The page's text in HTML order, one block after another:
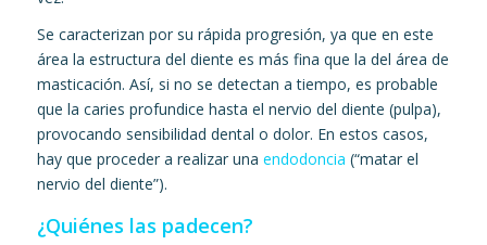
Se caracterizan por su rápida progresión, ya que en este
área la estructura del diente es más fina que la del área de
masticación. Así, si no se detectan a tiempo, es probable
que la caries profundice hasta el nervio del diente (pulpa),
provocando sensibilidad dental o dolor. En estos casos,
hay que proceder a realizar una endodoncia (“matar el
nervio del diente”).
¿Quiénes las padecen?